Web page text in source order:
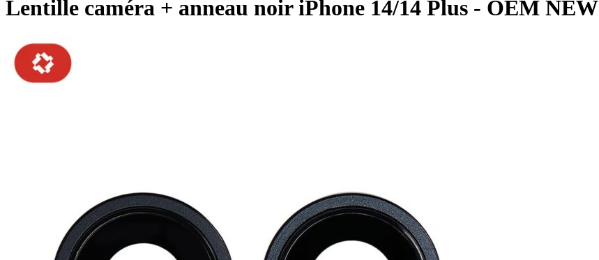
Lentille caméra + anneau noir iPhone 14/14 Plus - OEM NEW